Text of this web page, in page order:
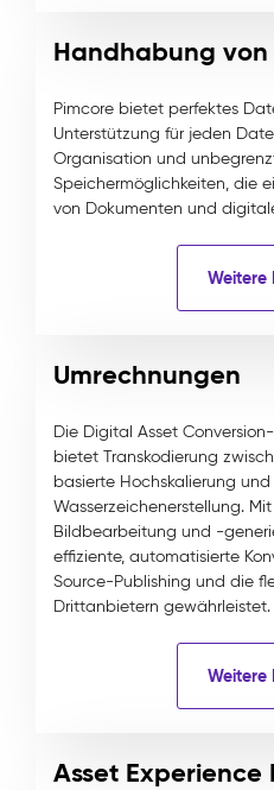
Handhabung
Pimcore bietet perfektes
Unterstützung für jeden
Organisation und
Speichermöglichkeiten, die
von Dokumenten und
Weitere
Umrechnungen
Die Digital Asset
bietet Transkodierung
basierte Hochskalierung und
Wasserzeichenerstellung.
Bildbearbeitung und -
effiziente, automatisierte
Source-Publishing und die
Drittanbietern gewährleistet.
Weitere
Asset Experience